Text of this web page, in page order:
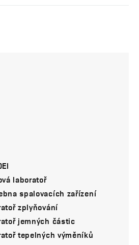
laboratoř
spalovacích zařízení
zplyňování
jemných částic
tepelných výměníků